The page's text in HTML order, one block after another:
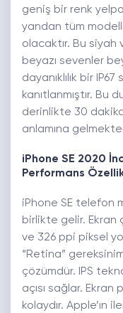
geniş bir renk
yandan tüm
olacaktır. Bu siyah
beyazı sevenler
dayanıklılık bir
kanıtlanmıştır. Bu
derinlikte 30
anlamına
iPhone SE 2020
Performans
iPhone SE telefon
birlikte gelir. Ekran
ve 326 ppi piksel
“Retina”
çözümdür. IPS
açısı sağlar. Ekran
kolaydır. Apple’ın